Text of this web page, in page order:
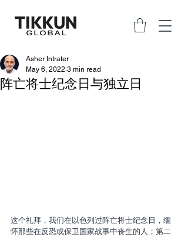
阵亡将士纪念日与独立日
Asher Intrater
May 6, 2022 3 min read
这个礼拜，我们在以色列过阵亡将士纪念日，缅
怀那些在反恐或保卫国家战事中丧生的人；第二